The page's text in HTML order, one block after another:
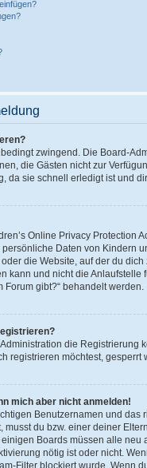
zwingend. Die Board-
die Gästen nicht zur
da sie schnell erledigt ist und
Online Privacy Protection
Daten von Kindern
die Website, auf der du
kann und nicht die
Forum gibt?“ behandelt werden.
die
registrieren möchtest,
mich aber nicht anmelden!
Benutzernamen und
musst du bzw. einer deiner
Boards müssen alle
nötig ist oder nicht.
Filter blockiert wurde. Wenn